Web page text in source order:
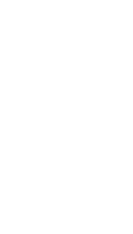
بالعلم نفسه) نركز على